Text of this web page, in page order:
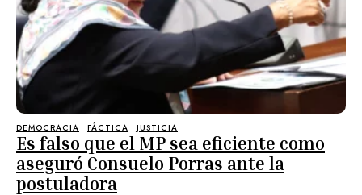
DEMOCRACIA FÁCTICA JUSTICIA
Es falso que el MP sea eficiente como
aseguró Consuelo Porras ante la
postuladora